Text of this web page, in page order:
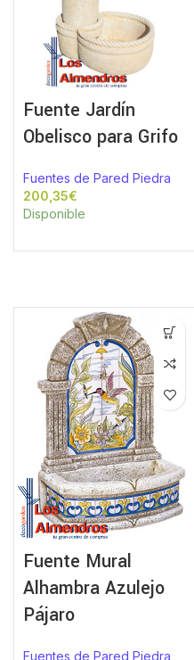
Fuente Jardín
Obelisco para Grifo
Fuentes de Pared Piedra
€
Disponible
Fuente Mural
Alhambra Azulejo
Pájaro
Fuentes de Pared Piedra